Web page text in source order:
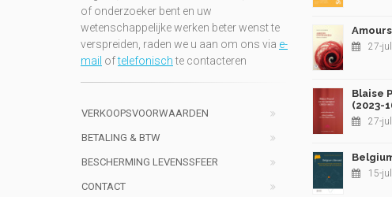
of onderzoeker bent en uw
wetenschappelijke werken beter wenst te
verspreiden, raden we u aan om ons via e-
mail oftelefonischte contacteren
VERKOOPSVOORWAARDEN
BETALING & BTW
BESCHERMING LEVENSSFEER
CONTACT
27-
Blaise
(2023-
27-
15-